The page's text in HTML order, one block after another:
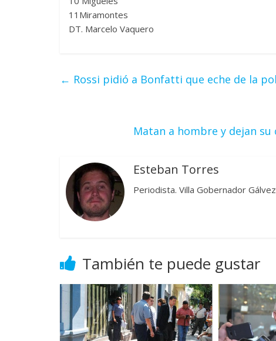
11Miramontes
DT. Marcelo Vaquero
← Rossi pidió a Bonfatti que eche de la
Matan a hombre y dejan
Esteban Torres
Periodista. Villa Gobernador
También te puede gustar